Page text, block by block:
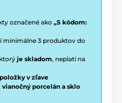
označené ako „S kódom:
minimálne 3 produktov do
je skladom, neplatí na
v zľave
porcelán a sklo